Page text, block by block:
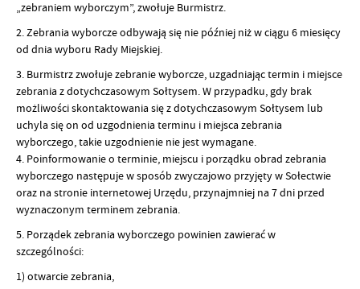
„zebraniem wyborczym”, zwołuje Burmistrz.
2. Zebrania wyborcze odbywają się nie później niż w ciągu 6 miesięcy
od dnia wyboru Rady Miejskiej.
3. Burmistrz zwołuje zebranie wyborcze, uzgadniając termin i miejsce
zebrania z dotychczasowym Sołtysem. W przypadku, gdy brak
możliwości skontaktowania się z dotychczasowym Sołtysem lub
uchyla się on od uzgodnienia terminu i miejsca zebrania
wyborczego, takie uzgodnienie nie jest wymagane.
4. Poinformowanie o terminie, miejscu i porządku obrad zebrania
wyborczego następuje w sposób zwyczajowo przyjęty w Sołectwie
oraz na stronie internetowej Urzędu, przynajmniej na 7 dni przed
wyznaczonym terminem zebrania.
5. Porządek zebrania wyborczego powinien zawierać w
szczególności:
1) otwarcie zebrania,